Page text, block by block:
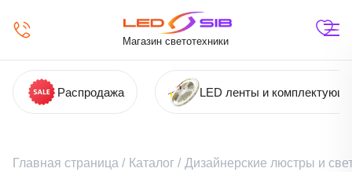
Магазин светотехники
Распродажа LED ленты и
Главная страница / Каталог / Дизайнерские люстры и